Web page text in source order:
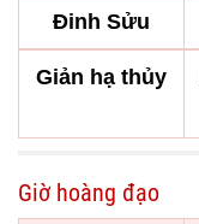
Đinh Sửu
Giản hạ thủy
Giờ hoàng đạo